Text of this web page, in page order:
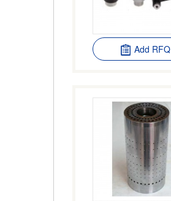
Add RFQ